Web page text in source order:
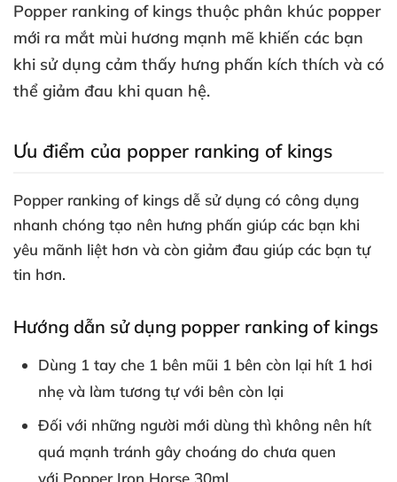
Popper ranking of kings thuộc phân khúc popper
mới ra mắt mùi hương mạnh mẽ khiến các bạn
khi sử dụng cảm thấy hưng phấn kích thích và có
thể giảm đau khi quan hệ.
Ưu điểm của popper ranking of kings
Popper ranking of kings dễ sử dụng có công dụng
nhanh chóng tạo nên hưng phấn giúp các bạn khi
yêu mãnh liệt hơn và còn giảm đau giúp các bạn tự
tin hơn.
Hướng dẫn sử dụng popper ranking of kings
Dùng 1 tay che 1 bên mũi 1 bên còn lại hít 1 hơi
nhẹ và làm tương tựvới bên còn lại
Đối với những người mới dùng thì không nên hít
quá mạnh tránh gây choáng do chưa quen
với Popper Iron Horse 30ml